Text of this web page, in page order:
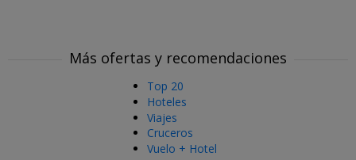
Más ofertas y recomendaciones
Top 20
Hoteles
Viajes
Cruceros
Vuelo + Hotel